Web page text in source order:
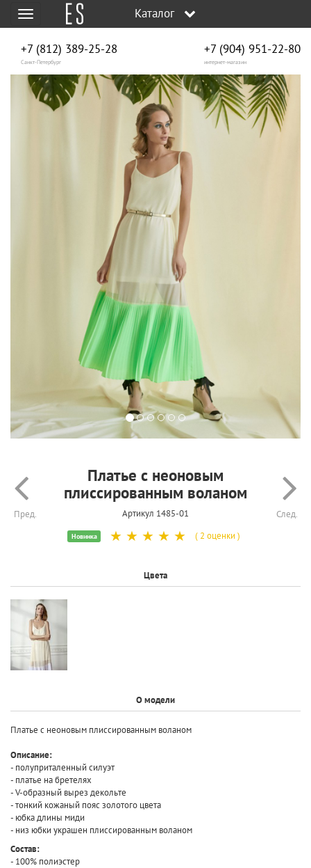
Меню Каталог
+7 (812) 389-25-28
Санкт-Петербург
+7 (904) 951‑22‑80
интернет-магазин
Пред.
Платье с неоновым
плиссированным воланом
Артикул 1485-01 След.
Новинка ☆
☆
☆
☆
☆ ( 2 оценки )
Цвета
О модели
Платье с неоновым плиссированным воланом
Описание:
- полуприталенный силуэт
- платье на бретелях
- V-образный вырез декольте
- тонкий кожаный пояс золотого цвета
- юбка длины миди
- низ юбки украшен плиссированным воланом
Состав:
- 100% полиэстер